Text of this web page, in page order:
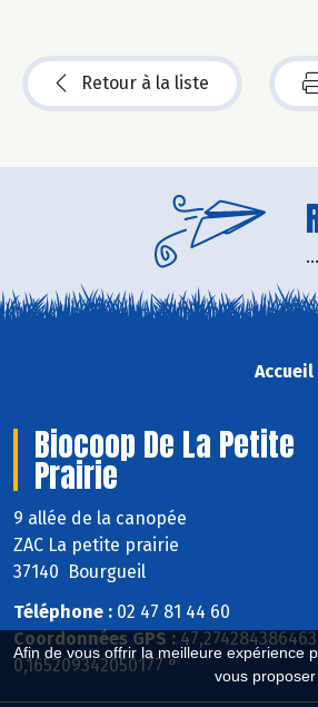
Afin de vous offrir la meilleure expérience
vous
Retour à la liste
Accueil
Biocoop De La Petite
Prairie
9 allée de la canopée
ZAC La petite prairie
37140 Bourgueil
Téléphone : 02 47 81 44 60
Coordonnées GPS :
0,165209342050177 °